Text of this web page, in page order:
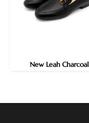
New Leah Charcoal